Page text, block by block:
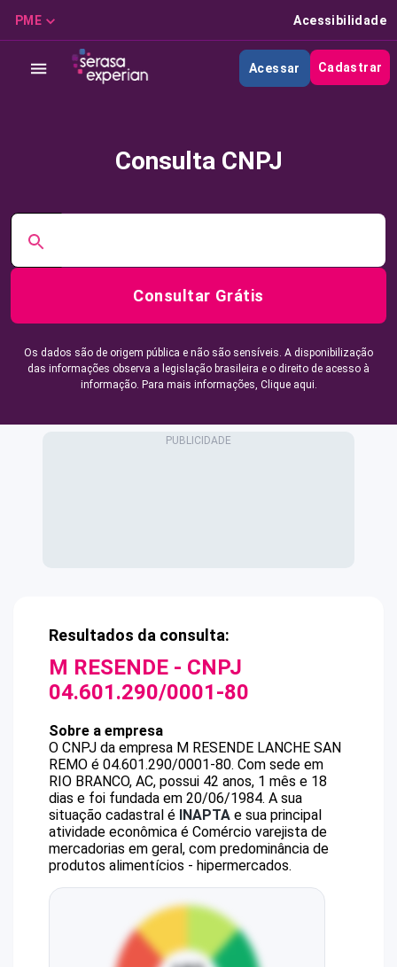
PME Acessibilidade
Acessar Cadastrar
Consulta CNPJ
Consultar Grátis
Os dados são de origem pública e não são sensíveis. A disponibilização
das informações observa a legislação brasileira e o direito de acesso à
informação. Para mais informações, Clique aqui.
Resultados da consulta:
M RESENDE - CNPJ
04.601.290/0001-80
Sobre a empresa
O CNPJ da empresa M RESENDE LANCHE SAN
REMO é 04.601.290/0001-80. Com sede em
RIO BRANCO, AC, possui 42 anos, 1 mês e 18
dias e foi fundada em 20/06/1984. A sua
situação cadastral é INAPTA e sua principal
atividade econômica é Comércio varejista de
mercadorias em geral, com predominância de
produtos alimentícios - hipermercados.